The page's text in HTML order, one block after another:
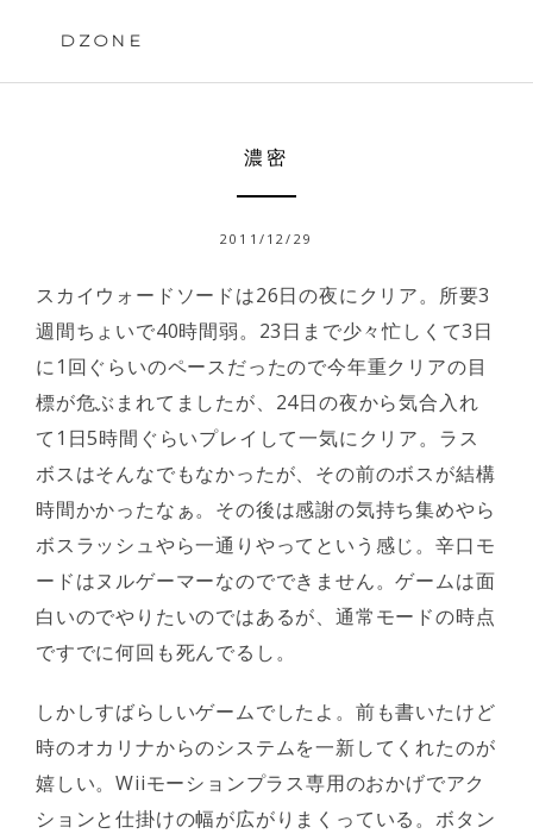
DZONE
濃密
2011/12/29
スカイウォードソードは26日の夜にクリア。所要3
週間ちょいで40時間弱。23日まで少々忙しくて3日
に1回ぐらいのペースだったので今年重クリアの目
標が危ぶまれてましたが、24日の夜から気合入れ
て1日5時間ぐらいプレイして一気にクリア。ラス
ボスはそんなでもなかったが、その前のボスが結構
時間かかったなぁ。その後は感謝の気持ち集めやら
ボスラッシュやら一通りやってという感じ。辛口モ
ードはヌルゲーマーなのでできません。ゲームは面
白いのでやりたいのではあるが、通常モードの時点
ですでに何回も死んでるし。
しかしすばらしいゲームでしたよ。前も書いたけど
時のオカリナからのシステムを一新してくれたのが
嬉しい。Wiiモーションプラス専用のおかげでアク
ションと仕掛けの幅が広がりまくっている。ボタン